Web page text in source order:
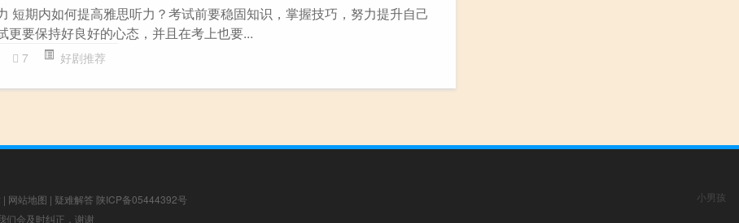
短期内如何提高雅思听力？考试前要稳固知识，掌握技巧，努力提升自己
更要保持好良好的心态，并且在考上也要...
7 好剧推荐
| 网站地图 | 疑难解答 陕ICP备05444392号
们会及时纠正，谢谢
小男孩